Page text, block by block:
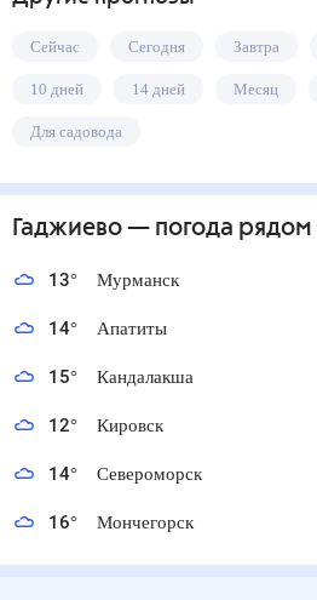
Сейчас Сегодня Завтра
10 дней 14 дней Месяц
Для садовода
Гаджиево— погода рядом
13° Мурманск
14° Апатиты
15° Кандалакша
12° Кировск
14° Североморск
16° Мончегорск